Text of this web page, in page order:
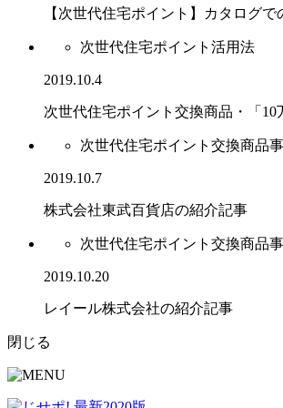
【次世代住宅ポイント】カタログで
次世代住宅ポイント活用法
2019.10.4
次世代住宅ポイント交換商品・「
次世代住宅ポイント交換商品
2019.10.7
株式会社東武百貨店の紹介記事
次世代住宅ポイント交換商品
2019.10.20
レイール株式会社の紹介記事
閉じる